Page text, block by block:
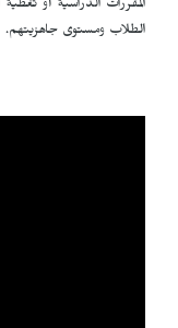
المقررات الدراسية أو
الطلاب ومستوى جاهزيتهم.